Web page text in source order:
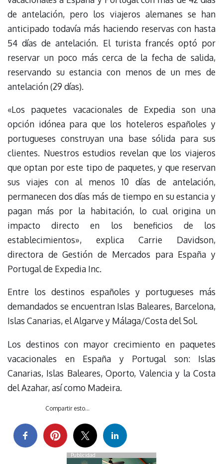
de antelación, pero los viajeros alemanes se han
anticipado todavía más haciendo reservas con hasta
54 días de antelación. El turista francés optó por
reservar un poco más cerca de la fecha de salida,
reservando su estancia con menos de un mes de
antelación (29 días).
«Los paquetes vacacionales de Expedia son una
opción idónea para que los hoteleros españoles y
portugueses construyan una base sólida para sus
clientes. Nuestros estudios revelan que los viajeros
que optan por este tipo de paquetes, y que reservan
sus viajes con al menos 10 días de antelación,
permanecen dos días más de tiempo en su estancia y
pagan más por la habitación, lo cual origina un
impacto directo en los beneficios de los
establecimientos», explica Carrie Davidson,
directora de Gestión de Mercados para España y
Portugal de Expedia Inc.
Entre los destinos españoles y portugueses más
demandados se encuentran Islas Baleares, Barcelona,
Islas Canarias, el Algarve y Málaga/Costa del Sol.
Los destinos con mayor crecimiento en paquetes
vacacionales en España y Portugal son: Islas
Canarias, Islas Baleares, Oporto, Valencia y la Costa
del Azahar, así como Madeira.
Compartir esto...
Publicidad